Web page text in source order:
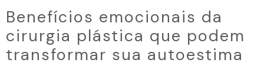
Benefícios emocionais da
cirurgia plástica que podem
transformar sua autoestima